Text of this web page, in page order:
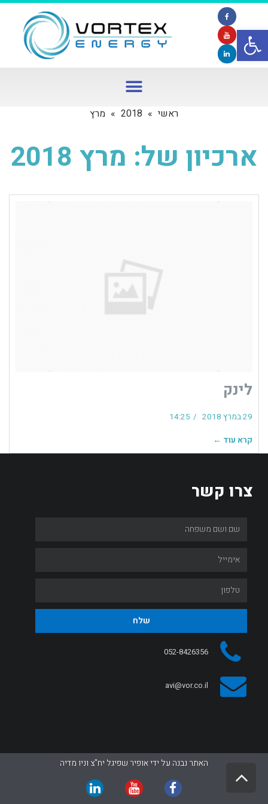
פתח סרגל נגישות
ראשי »
2018
» מרץ
ארכיון של: מרץ 2018
לינק
29 במרץ 2018
14:25
קרא עוד ←
צרו קשר
שלח
052-8426356
avi@vor.co.il
האתר נבנה על ידי אופיר שפיגל יח"צ וניו מדיה
גלילה